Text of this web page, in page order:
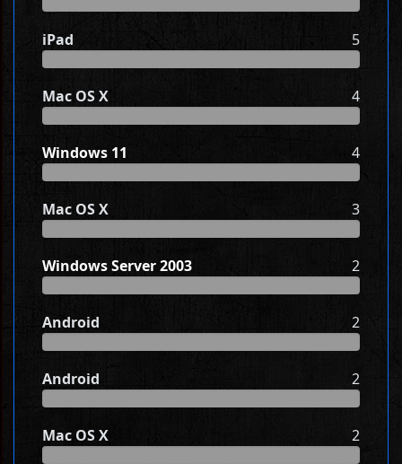
iPad 5
Mac OS X 4
Windows 11 4
Mac OS X 3
Windows Server 2003 2
Android 2
Android 2
Mac OS X 2